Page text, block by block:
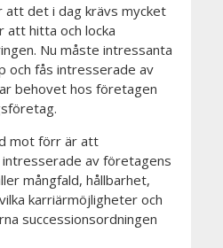
att det i dag krävs mycket
hitta och locka
Nu måste intressanta
och fås intresserade av
behovet hos företagen
mot förr är att
av företagens
mångfald, hållbarhet,
karriärmöjligheter och
successionsordningen